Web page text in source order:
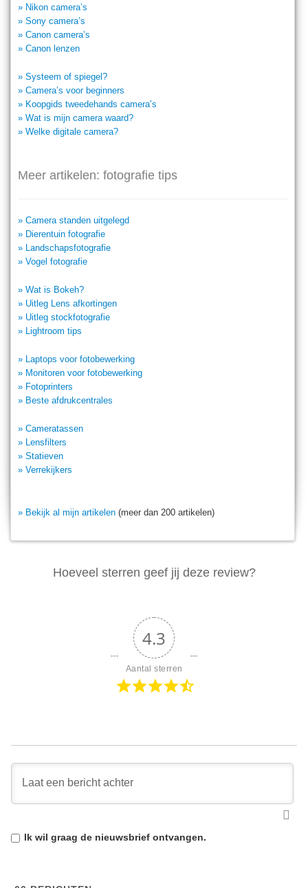
» Nikon camera’s
» Sony camera’s
» Canon camera’s
» Canon lenzen
» Systeem of spiegel?
» Camera’s voor beginners
» Koopgids tweedehands camera’s
» Wat is mijn camera waard?
» Welke digitale camera?
Meer artikelen: fotografie tips
» Camera standen uitgelegd
» Dierentuin fotografie
» Landschapsfotografie
» Vogel fotografie
» Wat is Bokeh?
» Uitleg Lens afkortingen
» Uitleg stockfotografie
» Lightroom tips
» Laptops voor fotobewerking
» Monitoren voor fotobewerking
» Fotoprinters
» Beste afdrukcentrales
» Cameratassen
» Lensfilters
» Statieven
» Verrekijkers
» Bekijk al mijn artikelen (meer dan 200 artikelen)
Hoeveel sterren geef jij deze review?
4.3
Aantal sterren
Ik wil graag de nieuwsbrief ontvangen.